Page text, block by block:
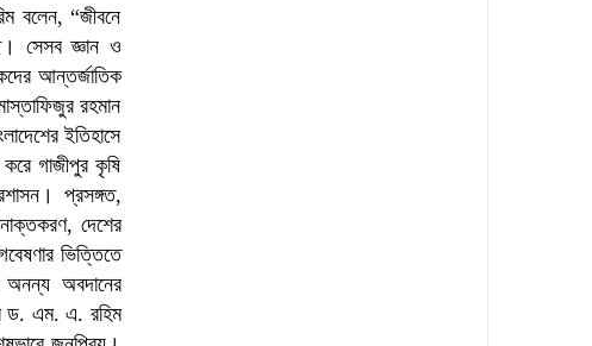
বলেন, “জীবনে
সেসব জ্ঞান ও
আন্তর্জাতিক
রহমান
ইতিহাসে
গাজীপুর কৃষি
প্রসঙ্গত,
দেশের
ভিত্তিতে
অনন্য অবদানের
ড. এম. এ. রহিম